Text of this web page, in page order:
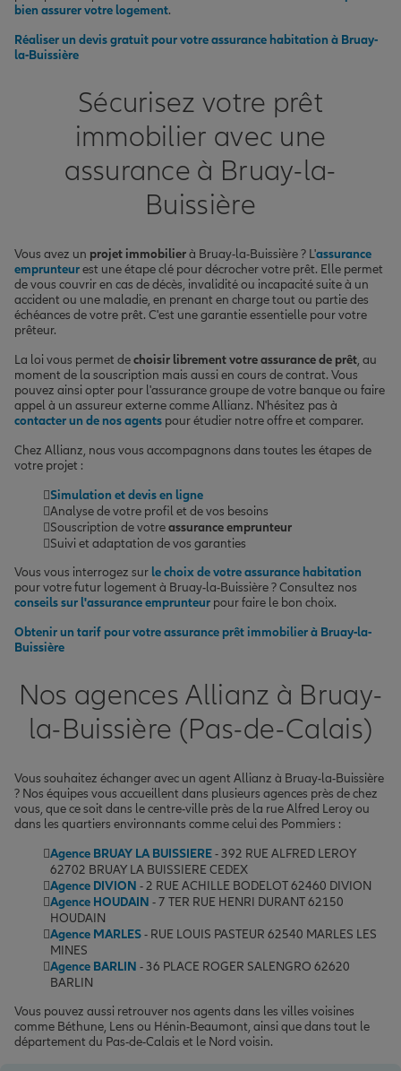
bien assurer votre logement.
Réaliser un devis gratuit pour votre assurance habitation à Bruay-
la-Buissière
Sécurisez votre prêt
immobilier avec une
assurance à Bruay-la-
Buissière
Vous avez un projet immobilierà Bruay-la-Buissière ? L'assurance
emprunteurest une étape clé pour décrocher votre prêt. Elle permet
de vous couvrir en cas de décès, invalidité ou incapacité suite à un
accident ou une maladie, en prenant en charge tout ou partie des
échéances de votre prêt. C'est une garantie essentielle pour votre
prêteur.
La loi vous permet dechoisir librement votre assurance de prêt, au
moment de la souscription mais aussi en cours de contrat. Vous
pouvez ainsi opter pour l'assurance groupe de votre banque ou faire
appel à un assureur externe comme Allianz. N'hésitez pas à
contacter un de nos agents pour étudier notre offre et comparer.
Chez Allianz, nous vous accompagnons dans toutes les étapes de
votre projet :
Simulation et devis en ligne
Analyse de votre profil et de vos besoins
Souscription de votreassurance emprunteur
Suivi et adaptation de vos garanties
Vous vous interrogez sur le choix de votre assurance habitation
pour votre futur logement à Bruay-la-Buissière ? Consultez nos
conseils sur l'assurance emprunteur pour faire le bon choix.
Obtenir un tarif pour votre assurance prêt immobilier à Bruay-la-
Buissière
Nos agences Allianz à Bruay-
la-Buissière (Pas-de-Calais)
Vous souhaitez échanger avec un agent Allianz à Bruay-la-Buissière
? Nos équipes vous accueillent dans plusieurs agences près de chez
vous, que ce soit dans le centre-ville près de la rue Alfred Leroy ou
dans les quartiers environnants comme celui des Pommiers :
Agence BRUAY LA BUISSIERE- 392 RUE ALFRED LEROY
62702 BRUAY LA BUISSIERE CEDEX
Agence DIVION - 2 RUE ACHILLE BODELOT 62460 DIVION
Agence HOUDAIN - 7 TER RUE HENRI DURANT 62150
HOUDAIN
Agence MARLES- RUE LOUIS PASTEUR 62540 MARLES LES
MINES
Agence BARLIN - 36 PLACE ROGER SALENGRO 62620
BARLIN
Vous pouvez aussi retrouver nos agents dans les villes voisines
comme Béthune, Lens ou Hénin-Beaumont, ainsi que dans tout le
département du Pas-de-Calais et le Nord voisin.